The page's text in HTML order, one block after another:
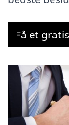
Få et